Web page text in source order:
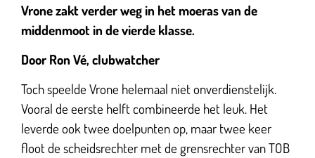
Vrone zakt verder weg in het moeras van de
middenmoot in de vierde klasse.
Door Ron Vé, clubwatcher
Toch speelde Vrone helemaal niet onverdienstelijk.
Vooral de eerste helft combineerde het leuk. Het
leverde ook twee doelpunten op, maar twee keer
floot de scheidsrechter met de grensrechter van TOB